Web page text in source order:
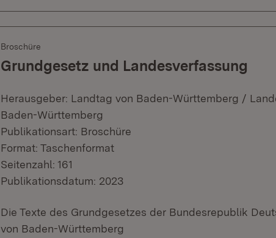
Broschüre
Grundgesetz und Landesverfassung
Herausgeber: Landtag von Baden-Württemberg /
Baden-Württemberg
Publikationsart: Broschüre
Format: Taschenformat
Seitenzahl: 161
Publikationsdatum: 2023
Die Texte des Grundgesetzes der Bundesrepublik
von Baden-Württemberg